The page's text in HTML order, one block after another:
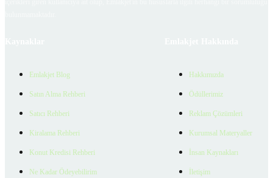
Emlakjet Blog
Satın Alma Rehberi
Satıcı Rehberi
Kiralama Rehberi
Konut Kredisi Rehberi
Ne Kadar Ödeyebilirim
Hakkımızda
Ödüllerimiz
Reklam Çözümleri
Kurumsal Materyaller
İnsan Kaynakları
İletişim